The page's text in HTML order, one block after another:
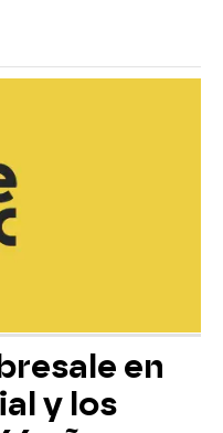
en
y los